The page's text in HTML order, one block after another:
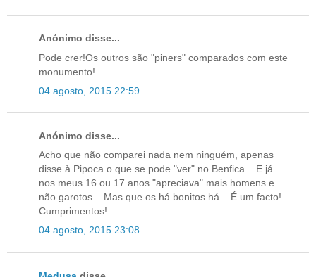
Anónimo disse...
Pode crer!Os outros são "piners" comparados com este
monumento!
04 agosto, 2015 22:59
Anónimo disse...
Acho que não comparei nada nem ninguém, apenas
disse à Pipoca o que se pode "ver" no Benfica... E já
nos meus 16 ou 17 anos "apreciava" mais homens e
não garotos... Mas que os há bonitos há... É um facto!
Cumprimentos!
04 agosto, 2015 23:08